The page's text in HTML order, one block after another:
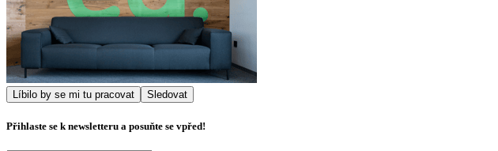
Líbilo by se mi tu pracovat Sledovat
Přihlaste se k newsletteru a posuňte se vpřed!